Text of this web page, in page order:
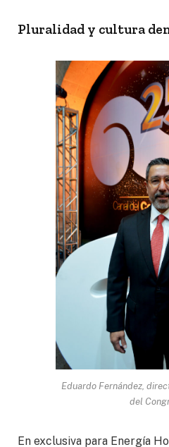
Pluralidad y cultura
Eduardo Fernández,
del
En exclusiva para Energía